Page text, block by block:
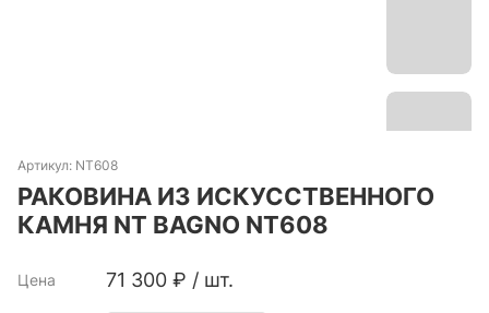
Артикул: NT608
РАКОВИНА ИЗ ИСКУССТВЕННОГО
КАМНЯ NT BAGNO NT608
Цена 71 300 ₽ / шт.